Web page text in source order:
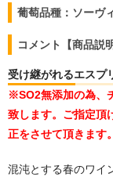
葡萄品種：ソーヴ
コメント【商品説
受け継がれるエスプ
※SO2無添加の為、
致します。ご指定頂
正をさせて頂きます。
混沌とする春のワイ